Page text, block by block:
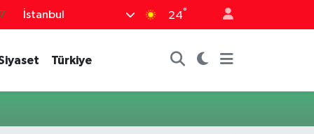
İstanbul 24°
Türkiye